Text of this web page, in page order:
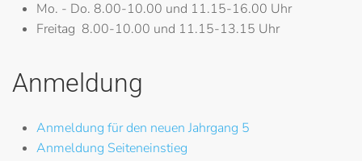
Mo. - Do. 8.00-10.00 und 11.15-16.00 Uhr
Freitag 8.00-10.00 und 11.15-13.15 Uhr
Anmeldung
Anmeldung für den neuen Jahrgang 5
Anmeldung Seiteneinstieg